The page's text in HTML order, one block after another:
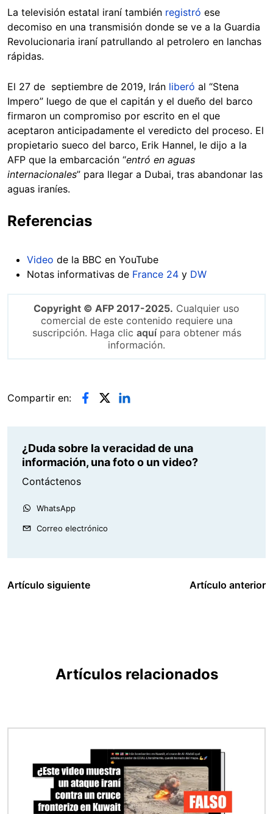
La televisión estatal iraní también registró ese
decomiso en una transmisión donde se ve a la Guardia
Revolucionaria iraní patrullando al petrolero en lanchas
rápidas.
El 27 de septiembre de 2019, Irán liberó al “Stena
Impero” luego de que el capitán y el dueño del barco
firmaron un compromiso por escrito en el que
aceptaron anticipadamente el veredicto del proceso. El
propietario sueco del barco, Erik Hannel, le dijo a la
AFP que la embarcación “entró en aguas
internacionales” para llegar a Dubai, tras abandonar las
aguas iraníes.
Referencias
Video de la BBC en YouTube
Notas informativas de France 24 y DW
Copyright © AFP 2017-2025. Cualquier uso
comercial de este contenido requiere una
suscripción. Haga clic aquípara obtener más
información.
Compartir en:
¿Duda sobre la veracidad de una
información, una foto o un video?
Contáctenos
WhatsApp
Correo electrónico
Artículo siguiente Artículo anterior
Artículos relacionados